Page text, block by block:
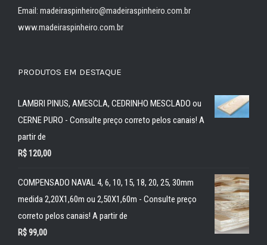
Email: madeiraspinheiro@madeiraspinheiro.com.br
www.madeiraspinheiro.com.br
PRODUTOS EM DESTAQUE
LAMBRI PINUS, AMESCLA, CEDRINHO MESCLADO ou
CERNE PURO - Consulte preço correto pelos canais! A
partir de
R$120,00
COMPENSADO NAVAL 4, 6, 10, 15, 18, 20, 25, 30mm
medida 2,20X1,60m ou 2,50X1,60m - Consulte preço
correto pelos canais! A partir de
R$99,00